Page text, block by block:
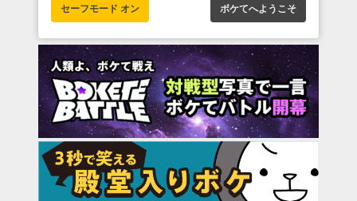
セーフモード オン ボケてへようこそ